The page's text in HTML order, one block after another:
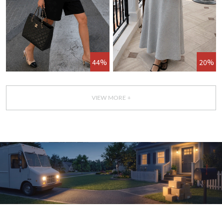
44% 20%
VIEW MORE +
GET IT TODAY